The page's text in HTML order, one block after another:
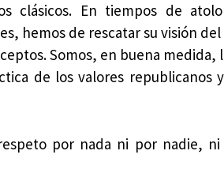
clásicos. En tiempos de
hemos de rescatar su visión
Somos, en buena medida,
de los valores republicanos
por nada ni por nadie,